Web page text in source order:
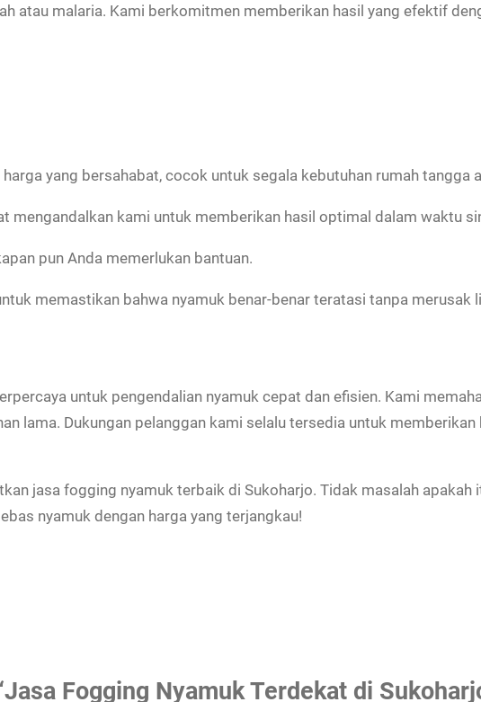
atau malaria. Kami berkomitmen memberikan hasil yang efektif
yang bersahabat, cocok untuk segala kebutuhan rumah tangga
mengandalkan kami untuk memberikan hasil optimal dalam waktu
pun Anda memerlukan bantuan.
memastikan bahwa nyamuk benar-benar teratasi tanpa merusak
untuk pengendalian nyamuk cepat dan efisien. Kami
lama. Dukungan pelanggan kami selalu tersedia untuk
jasa fogging nyamuk terbaik di Sukoharjo. Tidak masalah apakah
nyamuk dengan harga yang terjangkau!
Fogging Nyamuk Terdekat di